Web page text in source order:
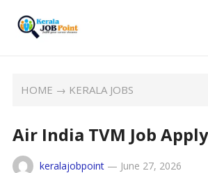
HOME → KERALA JOBS
Air India TVM Job
keralajobpoint— June 27, 2026